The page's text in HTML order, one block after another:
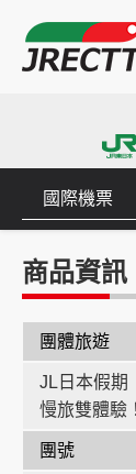
國際機票
商品資訊
團體旅遊
JL日本假期
慢旅雙體驗
團號